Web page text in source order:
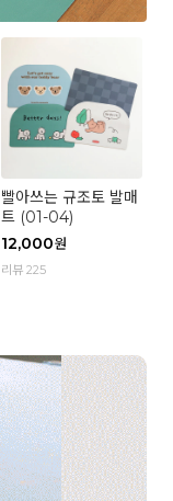
빨아쓰는 규조토 발매
트 (01-04)
12,000원
리뷰 225